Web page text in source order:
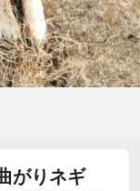
がりネギ